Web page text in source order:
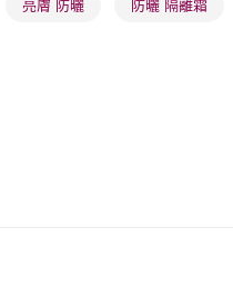
期會取消訂單，並不會安排重寄
亮膚 防曬 防曬 隔離霜